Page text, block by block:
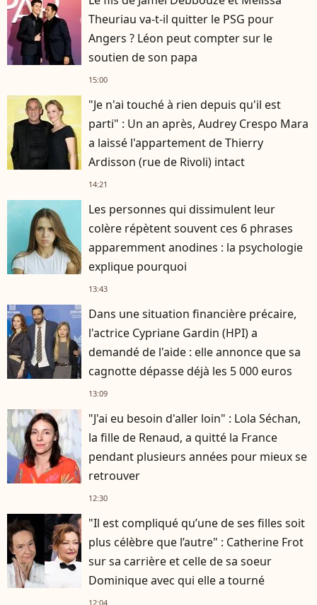
Theuriau va-t-il quitter le PSG pour
Angers ? Léon peut compter sur le
soutien de son papa
15:00
"Je n'ai touché à rien depuis qu'il est
parti" : Un an après, Audrey Crespo Mara
a laissé l'appartement de Thierry
Ardisson (rue de Rivoli) intact
14:21
Les personnes qui dissimulent leur
colère répètent souvent ces 6 phrases
apparemment anodines : la psychologie
explique pourquoi
13:43
Dans une situation financière précaire,
l'actrice Cypriane Gardin (HPI) a
demandé de l'aide : elle annonce que sa
cagnotte dépasse déjà les 5 000 euros
13:09
"J'ai eu besoin d'aller loin" : Lola Séchan,
la fille de Renaud, a quitté la France
pendant plusieurs années pour mieux se
retrouver
12:30
"Il est compliqué qu’une de ses filles soit
plus célèbre que l’autre" : Catherine Frot
sur sa carrière et celle de sa soeur
Dominique avec qui elle a tourné
12:04